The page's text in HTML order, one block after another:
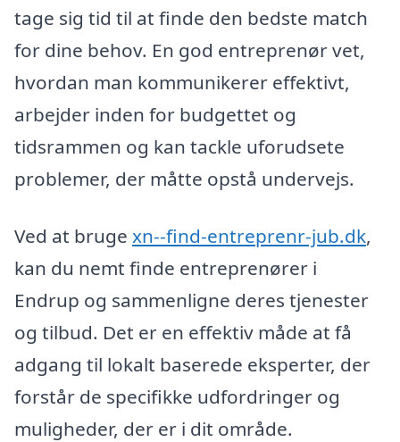
tage sig tid til at finde den bedste match
for dine behov. En god entreprenør vet,
hvordan man kommunikerer effektivt,
arbejder inden for budgettet og
tidsrammen og kan tackle uforudsete
problemer, der måtte opstå undervejs.
Ved at bruge xn--find-entreprenr-jub.dk,
kan du nemt finde entreprenører i
Endrup og sammenligne deres tjenester
og tilbud. Det er en effektiv måde at få
adgang til lokalt baserede eksperter, der
forstår de specifikke udfordringer og
muligheder, der er i dit område.